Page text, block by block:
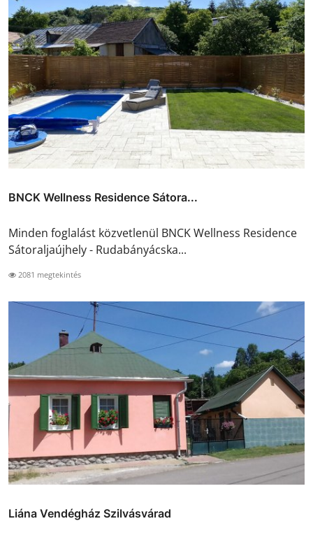
BNCK Wellness Residence Sátora...
Minden foglalást közvetlenül BNCK Wellness Residence
Sátoraljaújhely - Rudabányácska...
2081 megtekintés
Liána Vendégház Szilvásvárad